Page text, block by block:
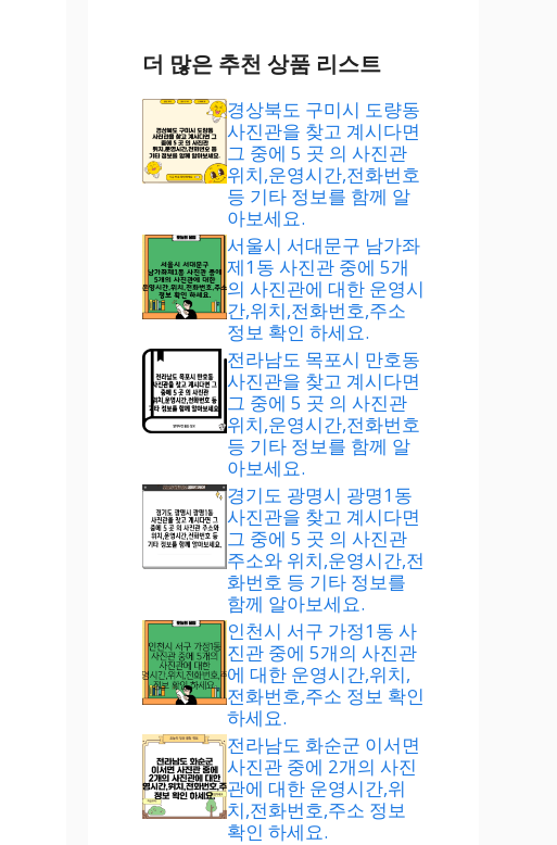
더 많은 추천 상품 리스트
경상북도 구미시 도량동
사진관을 찾고 계시다면
그 중에 5 곳 의 사진관
위치,운영시간,전화번호
등 기타 정보를 함께 알
아보세요.
서울시 서대문구 남가좌
제1동 사진관 중에 5개
의 사진관에 대한 운영시
간,위치,전화번호,주소
정보 확인 하세요.
전라남도 목포시 만호동
사진관을 찾고 계시다면
그 중에 5 곳 의 사진관
위치,운영시간,전화번호
등 기타 정보를 함께 알
아보세요.
경기도 광명시 광명1동
사진관을 찾고 계시다면
그 중에 5 곳 의 사진관
주소와 위치,운영시간,전
화번호 등 기타 정보를
함께 알아보세요.
인천시 서구 가정1동 사
진관 중에 5개의 사진관
에 대한 운영시간,위치,
전화번호,주소 정보 확인
하세요.
전라남도 화순군 이서면
사진관 중에 2개의 사진
관에 대한 운영시간,위
치,전화번호,주소 정보
확인 하세요.